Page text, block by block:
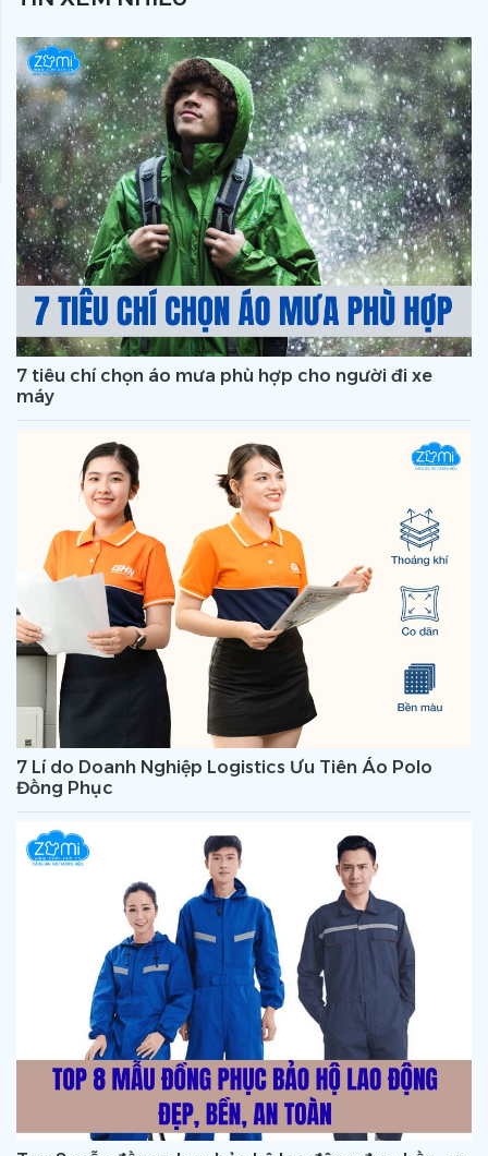
7 tiêu chí chọn áo mưa phù hợp cho người đi xe
máy
7 Lí do Doanh Nghiệp Logistics Ưu Tiên Áo Polo
Đồng Phục